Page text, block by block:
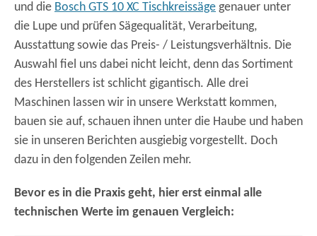
und die Bosch GTS 10 XC Tischkreissäge genauer unter
die Lupe und prüfen Sägequalität, Verarbeitung,
Ausstattung sowie das Preis- / Leistungsverhältnis. Die
Auswahl fiel uns dabei nicht leicht, denn das Sortiment
des Herstellers ist schlicht gigantisch. Alle drei
Maschinen lassen wir in unsere Werkstatt kommen,
bauen sie auf, schauen ihnen unter die Haube und haben
sie in unseren Berichten ausgiebig vorgestellt. Doch
dazu in den folgenden Zeilen mehr.
Bevor es in die Praxis geht, hier erst einmal alle
technischen Werte im genauen Vergleich: